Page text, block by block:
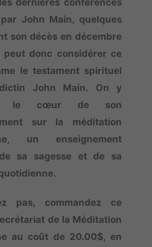
John Main, quelques
son décès en décembre
peut donc considérer ce
le testament spirituel
John Main. On y
le cœur de son
sur la méditation
un enseignement
sa sagesse et de sa
pas, commandez ce
de la Méditation
au coût de 20.00$, en